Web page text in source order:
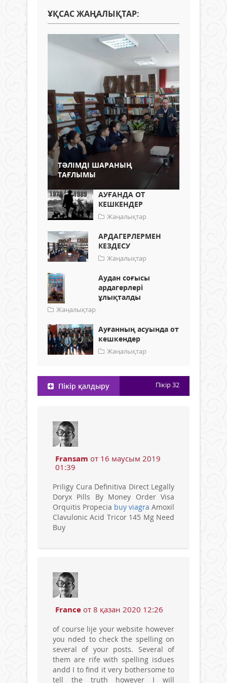
ҰҚСАС ЖАҢАЛЫҚТАР:
ТӘЛІМДІ ШАРАНЫҢ
ТАҒЛЫМЫ
АУҒАНДА ОТ
КЕШКЕНДЕР
Жаңалықтар
АРДАГЕРЛЕРМЕН
КЕЗДЕСУ
Жаңалықтар
Аудан соғысы
ардагерлері
ұлықталды
Жаңалықтар
Ауғанның асуында от
кешкендер
Жаңалықтар
Пікір қалдыру Пікір32
Fransam от 16 маусым 2019
01:39
Priligy Cura Definitiva Direct Legally
Doryx Pills By Money Order Visa
Orquitis Propecia buy viagra Amoxil
Clavulonic Acid Tricor 145 Mg Need
Buy
France от 8 қазан 2020 12:26
of course lije your website however
you nded to check the spelling on
several of your posts. Several of
them are rife with spelling isdues
andd I to find it very bothersome to
tell the truth however I will